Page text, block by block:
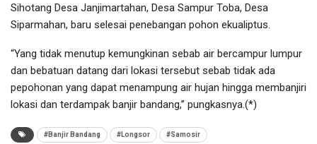
Sihotang Desa Janjimartahan, Desa Sampur Toba, Desa
Siparmahan, baru selesai penebangan pohon ekualiptus.
“Yang tidak menutup kemungkinan sebab air bercampur lumpur
dan bebatuan datang dari lokasi tersebut sebab tidak ada
pepohonan yang dapat menampung air hujan hingga membanjiri
lokasi dan terdampak banjir bandang,” pungkasnya.(*)
#Banjir Bandang #Longsor #Samosir